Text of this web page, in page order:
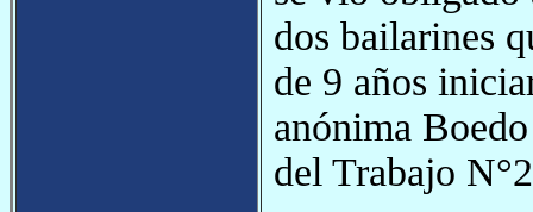
dos bailarines
de 9 años
anónima
del Trabajo